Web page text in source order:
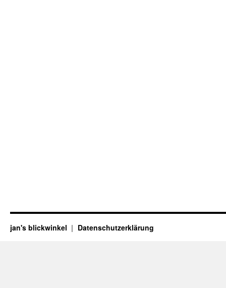
jan's blickwinkel Datenschutzerklärung